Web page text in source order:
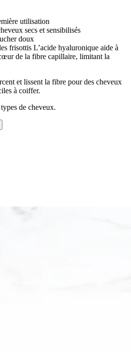
utilisation
secs et sensibilisés
doux
frisottis L’acide hyaluronique aide à
de la fibre capillaire, limitant la
et lissent la fibre pour des cheveux
à coiffer.
de cheveux.